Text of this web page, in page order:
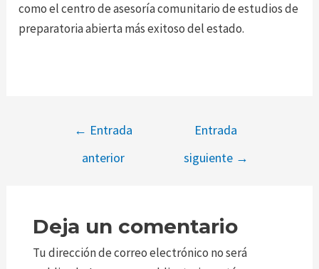
como el centro de asesoría comunitario de estudios de
preparatoria abierta más exitoso del estado.
← Entrada
anterior
Entrada
siguiente →
Deja un comentario
Tu dirección de correo electrónico no será